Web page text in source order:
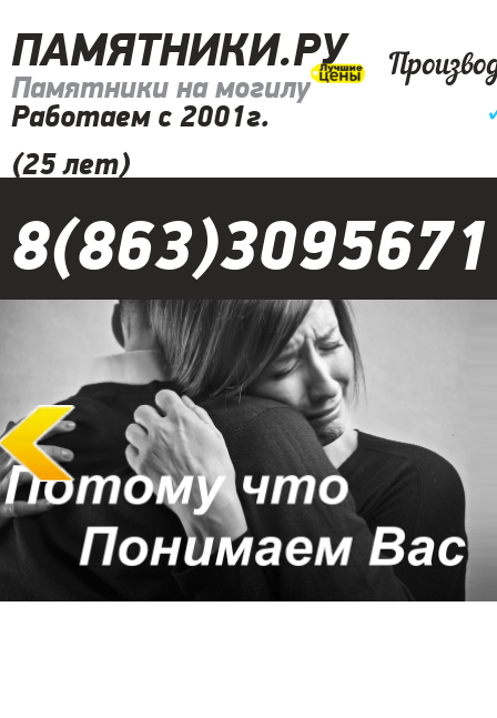
ПАМЯТНИКИ.РУ
Памятники на могилу
Работаем с 2001г.
(25 лет)
8(863)3095671